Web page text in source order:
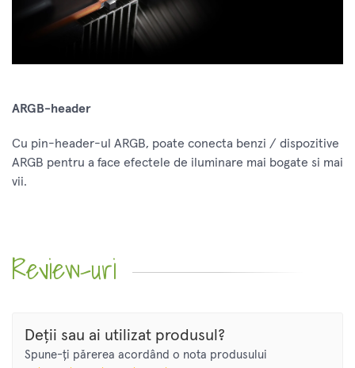
ARGB-header
Cu pin-header-ul ARGB, poate conecta benzi / dispozitive
ARGB pentru a face efectele de iluminare mai bogate si mai
vii.
Review-uri
Deții sau ai utilizat produsul?
Spune-ți părerea acordând o nota produsului